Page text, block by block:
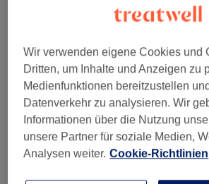
Wir verwenden eigene Cookies und
Dritten, um Inhalte und Anzeigen zu
Medienfunktionen bereitzustellen
Datenverkehr zu analysieren. Wir
Informationen über die Nutzung
unsere Partner für soziale Medien,
Analysen weiter. Cookie-Richtlinien